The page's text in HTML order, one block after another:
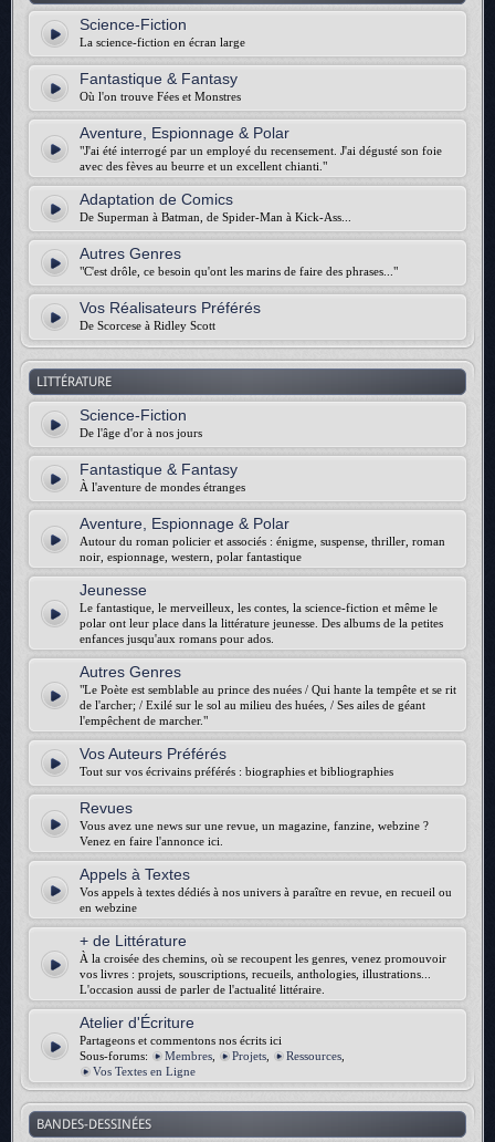
Science-Fiction
La science-fiction en écran large
Fantastique & Fantasy
Où l'on trouve Fées et Monstres
Aventure, Espionnage & Polar
"J'ai été interrogé par un employé du recensement. J'ai dégusté son foie
avec des fèves au beurre et un excellent chianti."
Adaptation de Comics
De Superman à Batman, de Spider-Man à Kick-Ass...
Autres Genres
"C'est drôle, ce besoin qu'ont les marins de faire des phrases..."
Vos Réalisateurs Préférés
De Scorcese à Ridley Scott
LITTÉRATURE
Science-Fiction
De l'âge d'or à nos jours
Fantastique & Fantasy
À l'aventure de mondes étranges
Aventure, Espionnage & Polar
Autour du roman policier et associés : énigme, suspense, thriller, roman
noir, espionnage, western, polar fantastique
Jeunesse
Le fantastique, le merveilleux, les contes, la science-fiction et même le
polar ont leur place dans la littérature jeunesse. Des albums de la petites
enfances jusqu'aux romans pour ados.
Autres Genres
"Le Poète est semblable au prince des nuées / Qui hante la tempête et se rit
de l'archer; / Exilé sur le sol au milieu des huées, / Ses ailes de géant
l'empêchent de marcher."
Vos Auteurs Préférés
Tout sur vos écrivains préférés : biographies et bibliographies
Revues
Vous avez une news sur une revue, un magazine, fanzine, webzine ?
Venez en faire l'annonce ici.
Appels à Textes
Vos appels à textes dédiés à nos univers à paraître en revue, en recueil ou
en webzine
+ de Littérature
À la croisée des chemins, où se recoupent les genres, venez promouvoir
vos livres : projets, souscriptions, recueils, anthologies, illustrations...
L'occasion aussi de parler de l'actualité littéraire.
Atelier d'Écriture
Partageons et commentons nos écrits ici
Sous-forums:
Membres Projets Ressources
Vos Textes en Ligne
BANDES-DESSINÉES